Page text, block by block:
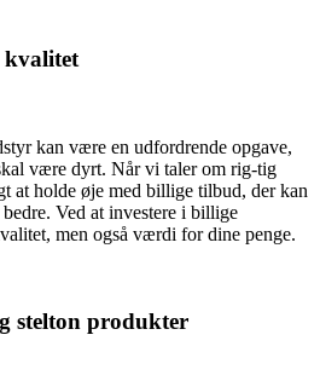
kan være en udfordrende opgave,
være dyrt. Når vi taler om rig-tig
at holde øje med billige tilbud, der kan
Ved at investere i billige
men også værdi for dine penge.
stelton produkter